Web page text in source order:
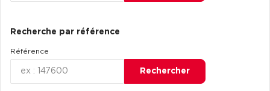
Recherche par référence
Référence
Rechercher